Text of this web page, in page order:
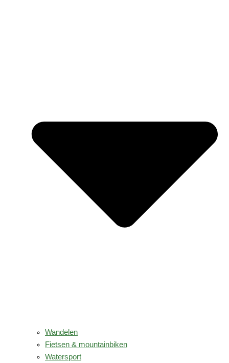
Wandelen
Fietsen & mountainbiken
Watersport